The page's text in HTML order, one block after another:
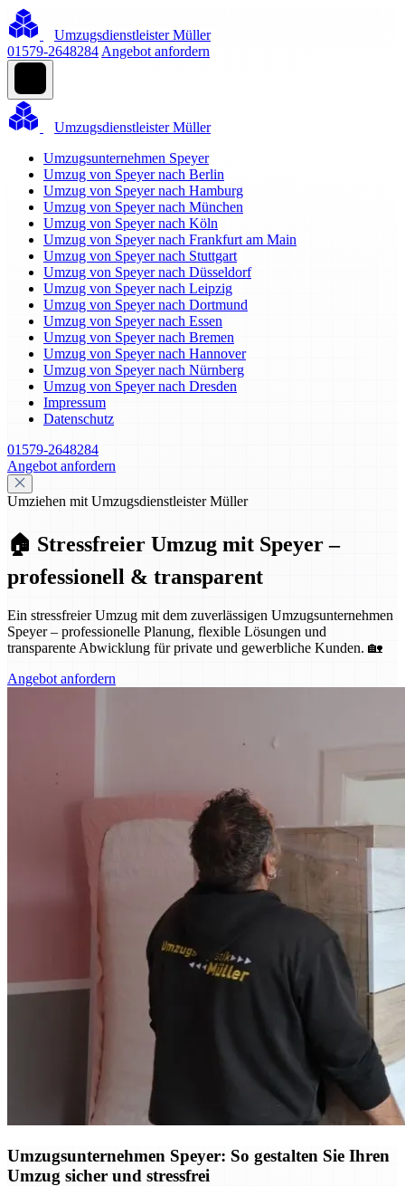
Umzugsdienstleister Müller
01579-2648284 Angebot anfordern
Umzugsdienstleister Müller
Umzugsunternehmen Speyer
Umzug von Speyer nach Berlin
Umzug von Speyer nach Hamburg
Umzug von Speyer nach München
Umzug von Speyer nach Köln
Umzug von Speyer nach Frankfurt am Main
Umzug von Speyer nach Stuttgart
Umzug von Speyer nach Düsseldorf
Umzug von Speyer nach Leipzig
Umzug von Speyer nach Dortmund
Umzug von Speyer nach Essen
Umzug von Speyer nach Bremen
Umzug von Speyer nach Hannover
Umzug von Speyer nach Nürnberg
Umzug von Speyer nach Dresden
Impressum
Datenschutz
01579-2648284
Angebot anfordern
Umziehen mit Umzugsdienstleister Müller
🏠 Stressfreier Umzug mit Speyer –
professionell & transparent
Ein stressfreier Umzug mit dem zuverlässigen Umzugsunternehmen
Speyer – professionelle Planung, flexible Lösungen und
transparente Abwicklung für private und gewerbliche Kunden. 🏡
Angebot anfordern
Umzugsunternehmen Speyer: So gestalten Sie Ihren
Umzug sicher und stressfrei